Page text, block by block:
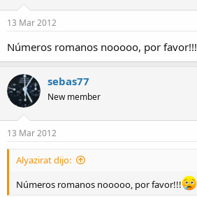
13 Mar 2012
Números romanos nooooo, por favor!!!
sebas77
New member
13 Mar 2012
Alyazirat dijo:
Números romanos nooooo, por favor!!!